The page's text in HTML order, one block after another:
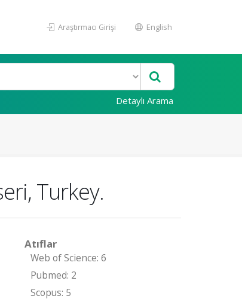
Araştırmacı Girişi English
Detaylı Arama
Turkey.
Atıflar
Web of Science: 6
Pubmed: 2
Scopus: 5